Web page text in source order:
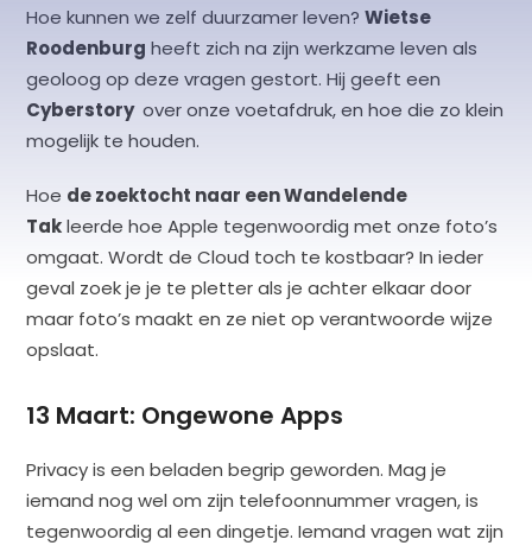
Hoe kunnen we zelf duurzamer leven?Wietse
Roodenburg heeft zich na zijn werkzame leven als
geoloog op deze vragen gestort. Hij geeft een
Cyberstory over onze voetafdruk, en hoe die zo klein
mogelijk te houden.
Hoe de zoektocht naar een Wandelende
Takleerde hoe Apple tegenwoordig met onze foto’s
omgaat. Wordt de Cloud toch te kostbaar? In ieder
geval zoek je je te pletter als je achter elkaar door
maar foto’s maakt en ze niet op verantwoorde wijze
opslaat.
13 Maart: Ongewone Apps
Privacy is een beladen begrip geworden. Mag je
iemand nog wel om zijn telefoonnummer vragen, is
tegenwoordig al een dingetje. Iemand vragen wat zijn